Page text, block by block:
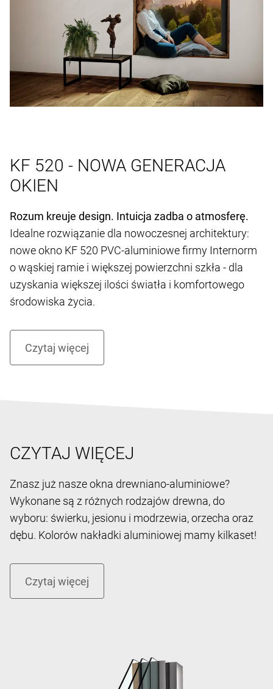
KF 520 - NOWA GENERACJA
OKIEN
Rozum kreuje design. Intuicja zadba o atmosferę.
Idealne rozwiązanie dla nowoczesnej architektury:
nowe okno KF 520 PVC-aluminiowe firmy Internorm
o wąskiej ramie i większej powierzchni szkła - dla
uzyskania większej ilości światła i komfortowego
środowiska życia.
CZYTAJ WIĘCEJ
Znasz już nasze okna drewniano-aluminiowe?
Wykonane są z różnych rodzajów drewna, do
wyboru: świerku, jesionu i modrzewia, orzecha oraz
dębu. Kolorów nakładki aluminiowej mamy kilkaset!